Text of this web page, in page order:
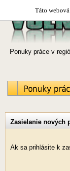
Táto
Ponuky práce v
Zasielanie nových
Ak sa prihlásite k